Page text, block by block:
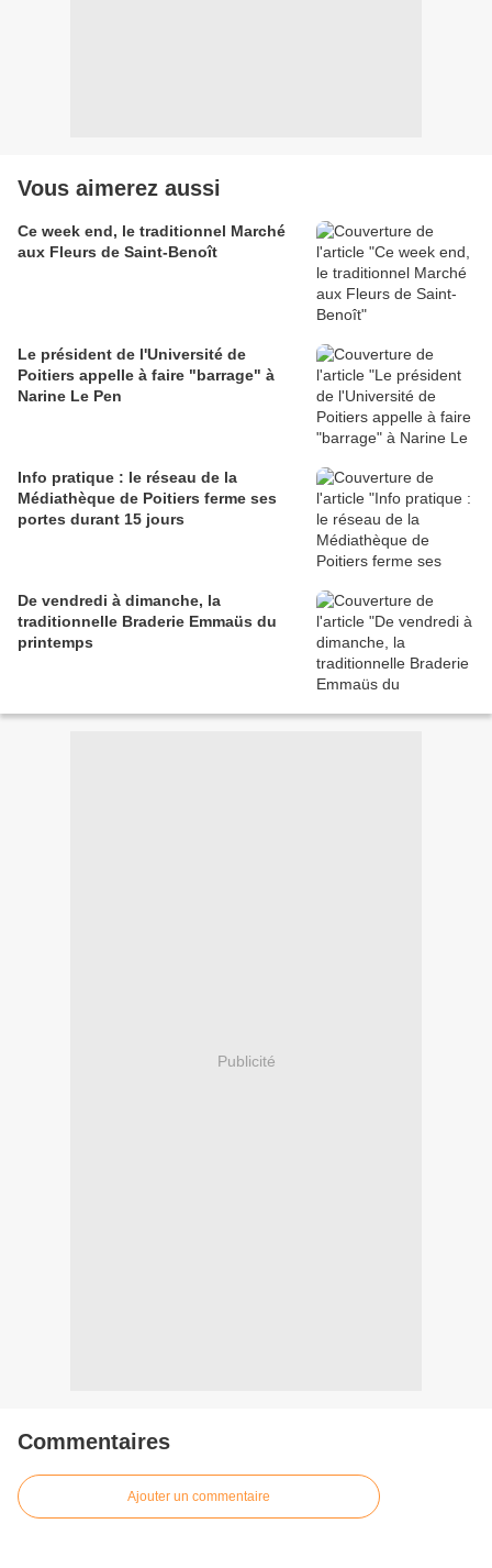
Vous aimerez aussi
Ce week end, le traditionnel Marché
aux Fleurs de Saint-Benoît
Le président de l'Université de
Poitiers appelle à faire "barrage" à
Narine Le Pen
Info pratique : le réseau de la
Médiathèque de Poitiers ferme ses
portes durant 15 jours
De vendredi à dimanche, la
traditionnelle Braderie Emmaüs du
printemps
Publicité
Commentaires
Ajouter un commentaire